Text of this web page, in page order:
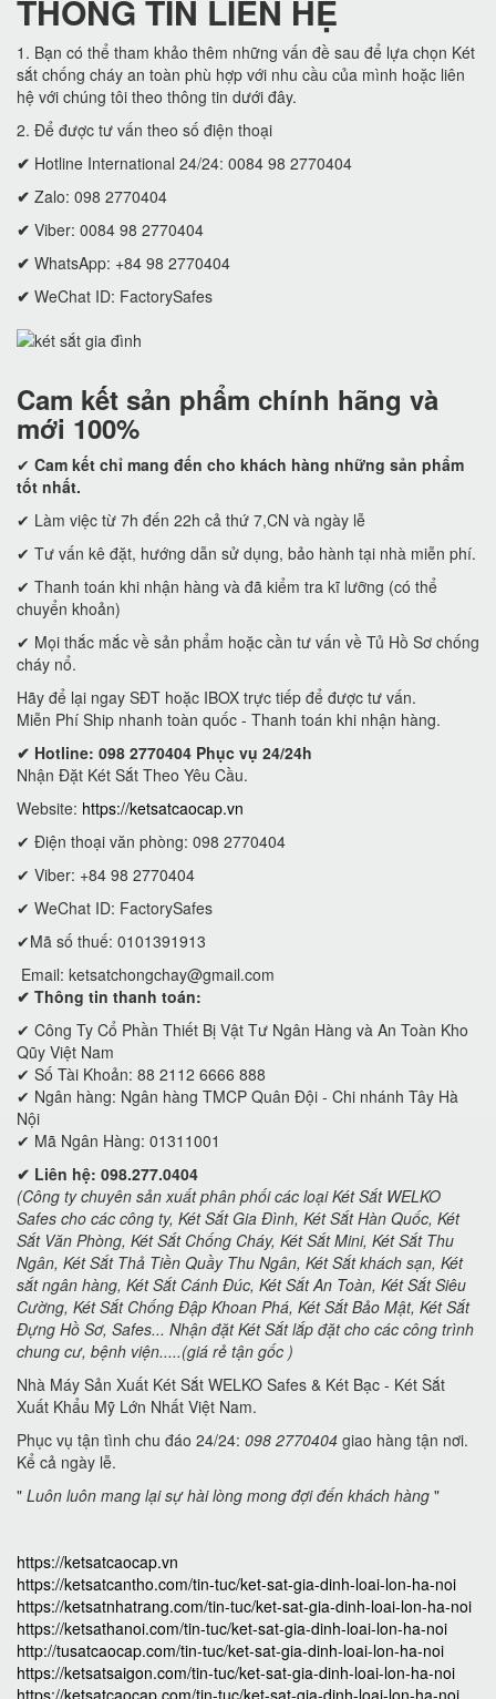
THÔNG TIN LIÊN HỆ
1. Bạn có thể tham khảo thêm những vấn đề sau để lựa chọn Két
sắt chống cháy an toàn phù hợp với nhu cầu của mình hoặc liên
hệ với chúng tôi theo thông tin dưới đây.
2. Để được tư vấn theo số điện thoại
✔ Hotline International 24/24: 0084 98 2770404
✔ Zalo: 098 2770404
✔ Viber: 0084 98 2770404
✔ WhatsApp: +84 98 2770404
✔ WeChat ID: FactorySafes
Cam kết sản phẩm chính hãng và
mới 100%
✔ Cam kết chỉ mang đến cho khách hàng những sản phẩm
tốt nhất.
✔ Làm việc từ 7h đến 22h cả thứ 7,CN và ngày lễ
✔ Tư vấn kê đặt, hướng dẫn sử dụng, bảo hành tại nhà miễn phí.
✔ Thanh toán khi nhận hàng và đã kiểm tra kĩ lưỡng (có thể
chuyển khoản)
✔ Mọi thắc mắc về sản phẩm hoặc cần tư vấn về Tủ Hồ Sơ chống
cháy nổ.
Hãy để lại ngay SĐT hoặc IBOX trực tiếp để được tư vấn.
Miễn Phí Ship nhanh toàn quốc - Thanh toán khi nhận hàng.
✔ Hotline: 098 2770404 Phục vụ 24/24h
Nhận Đặt Két Sắt Theo Yêu Cầu.
Website: https://ketsatcaocap.vn
✔ Điện thoại văn phòng: 098 2770404
✔ Viber: +84 98 2770404
✔ WeChat ID: FactorySafes
✔Mã số thuế: 0101391913
Email: ketsatchongchay@gmail.com
✔ Thông tin thanh toán:
✔ Công Ty Cổ Phần Thiết Bị Vật Tư Ngân Hàng và An Toàn Kho
Qũy Việt Nam
✔ Số Tài Khoản: 88 2112 6666 888
✔ Ngân hàng: Ngân hàng TMCP Quân Đội - Chi nhánh Tây Hà
Nội
✔ Mã Ngân Hàng: 01311001
✔ Liên hệ: 098.277.0404
(Công ty chuyên sản xuất phân phối các loại Két Sắt WELKO
Safes cho các công ty, Két Sắt Gia Đình, Két Sắt Hàn Quốc, Két
Sắt Văn Phòng, Két Sắt Chống Cháy, Két Sắt Mini, Két Sắt Thu
Ngân, Két Sắt Thả Tiền Quầy Thu Ngân, Két Sắt khách sạn, Két
sắt ngân hàng, Két Sắt Cánh Đúc, Két Sắt An Toàn, Két Sắt Siêu
Cường, Két Sắt Chống Đập Khoan Phá, Két Sắt Bảo Mật, Két Sắt
Đựng Hồ Sơ, Safes... Nhận đặt Két Sắt lắp đặt cho các công trình
chung cư, bệnh viện.....(giá rẻ tận gốc )
Nhà Máy Sản Xuất Két Sắt WELKO Safes & Két Bạc - Két Sắt
Xuất Khẩu Mỹ Lớn Nhất Việt Nam.
Phục vụ tận tình chu đáo 24/24: 098 2770404 giao hàng tận nơi.
Kể cả ngày lễ.
" Luôn luôn mang lại sự hài lòng mong đợi đến khách hàng "
https://ketsatcaocap.vn
https://ketsatcantho.com/tin-tuc/ket-sat-gia-dinh-loai-lon-ha-noi
https://ketsatnhatrang.com/tin-tuc/ket-sat-gia-dinh-loai-lon-ha-noi
https://ketsathanoi.com/tin-tuc/ket-sat-gia-dinh-loai-lon-ha-noi
http://tusatcaocap.com/tin-tuc/ket-sat-gia-dinh-loai-lon-ha-noi
https://ketsatsaigon.com/tin-tuc/ket-sat-gia-dinh-loai-lon-ha-noi
https://ketsatcaocap.com/tin-tuc/ket-sat-gia-dinh-loai-lon-ha-noi